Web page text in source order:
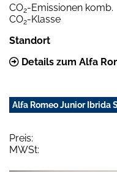
CO2-Emissionen komb.
CO2-Klasse
Standort
Details zum Alfa
Alfa Romeo Junior Ibrida
Preis:
MWSt: